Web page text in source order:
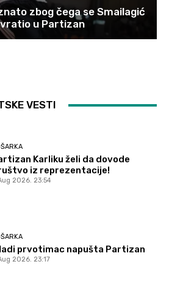
zbog čega se Smailagić
u Partizan
VESTI
Karliku želi da dovode
iz reprezentacije!
2026. 23:54
prvotimac napušta Partizan
2026. 23:17